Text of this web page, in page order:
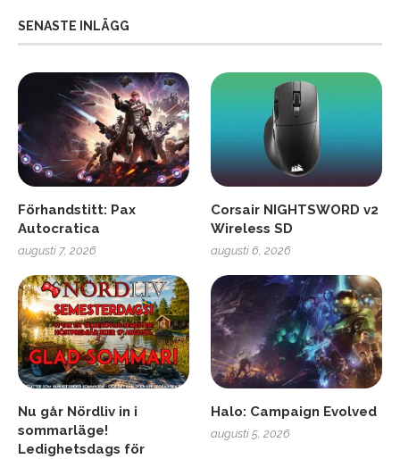
SENASTE INLÄGG
Förhandstitt: Pax
Autocratica
augusti 7, 2026
Corsair NIGHTSWORD v2
Wireless SD
augusti 6, 2026
Nu går Nördliv in i
sommarläge!
Ledighetsdags för
Halo: Campaign Evolved
augusti 5, 2026